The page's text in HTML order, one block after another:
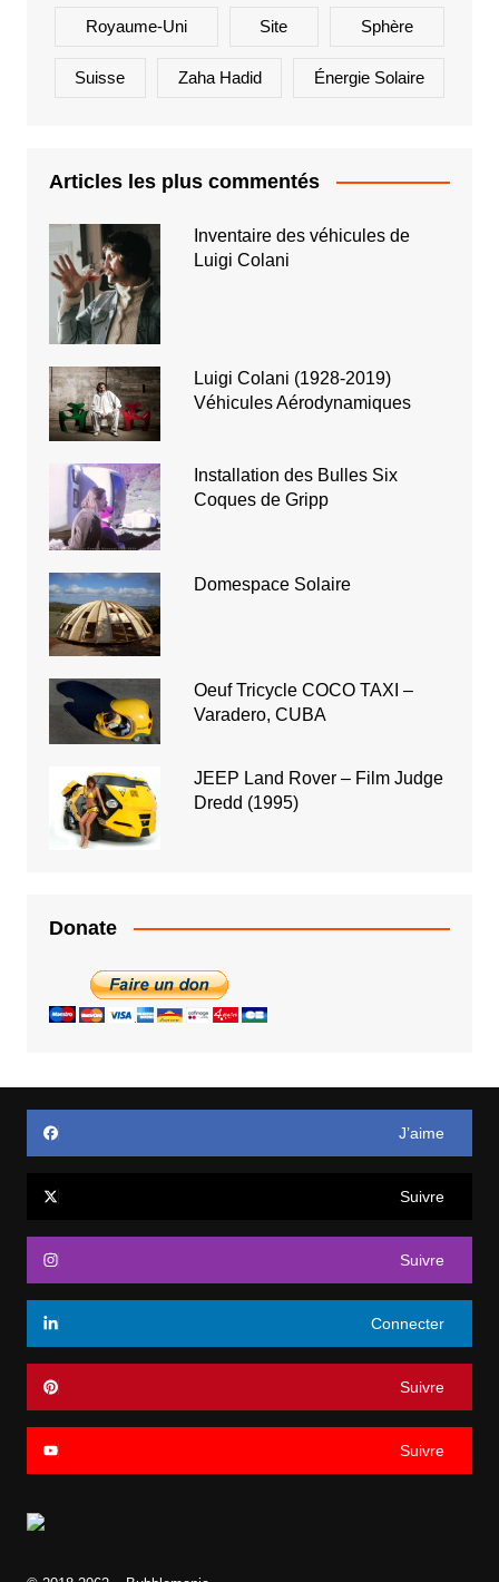
Royaume-Uni Site Sphère
Suisse Zaha Hadid Énergie Solaire
Articles les plus commentés
Inventaire des véhicules de
Luigi Colani
Luigi Colani (1928-2019)
Véhicules Aérodynamiques
Installation des Bulles Six
Coques de Gripp
Domespace Solaire
Oeuf Tricycle COCO TAXI –
Varadero, CUBA
JEEP Land Rover – Film Judge
Dredd (1995)
Donate
J’aime
Suivre
Suivre
Connecter
Suivre
Suivre